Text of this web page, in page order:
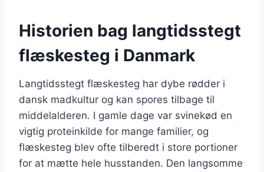
Historien bag langtidsstegt
flæskesteg i Danmark
Langtidsstegt flæskesteg har dybe rødder i
dansk madkultur og kan spores tilbage til
middelalderen. I gamle dage var svinekød en
vigtig proteinkilde for mange familier, og
flæskesteg blev ofte tilberedt i store portioner
for at mætte hele husstanden. Den langsomme